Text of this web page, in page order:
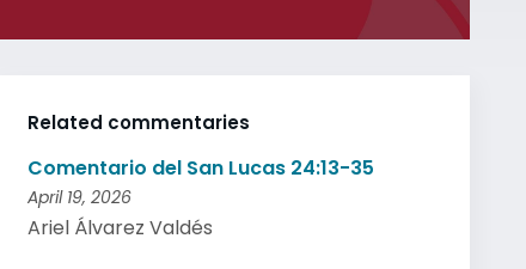
Related commentaries
Comentario del San Lucas 24:13-35
April 19, 2026
Ariel Álvarez Valdés